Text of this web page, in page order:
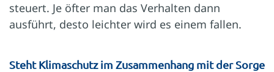
steuert. Je öfter man das Verhalten dann
ausführt, desto leichter wird es einem fallen.
Steht Klimaschutz im Zusammenhang mit der Sorge